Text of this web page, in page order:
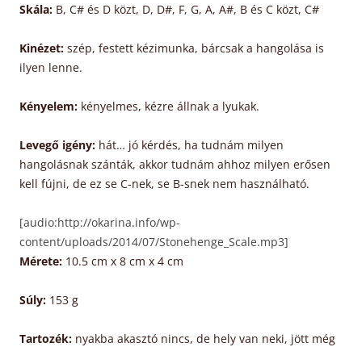
Skála: B, C# és D közt, D, D#, F, G, A, A#, B és C közt, C#
Kinézet: szép, festett kézimunka, bárcsak a hangolása is
ilyen lenne.
Kényelem: kényelmes, kézre állnak a lyukak.
Levegő igény: hát… jó kérdés, ha tudnám milyen
hangolásnak szánták, akkor tudnám ahhoz milyen erősen
kell fújni, de ez se C-nek, se B-snek nem használható.
[audio:http://okarina.info/wp-
content/uploads/2014/07/Stonehenge_Scale.mp3]
Mérete: 10.5 cm x 8 cm x 4 cm
Súly: 153 g
Tartozék: nyakba akasztó nincs, de hely van neki, jött még